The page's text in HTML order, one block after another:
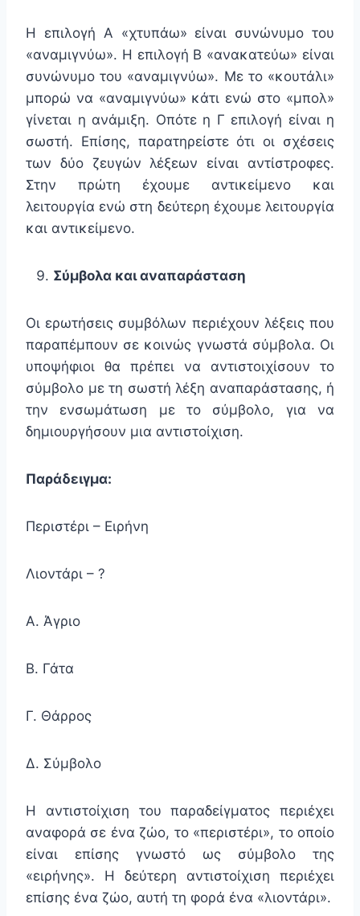
Η επιλογή Α «χτυπάω» είναι συνώνυμο του
«αναμιγνύω». Η επιλογή Β «ανακατεύω» είναι
συνώνυμο του «αναμιγνύω». Με το «κουτάλι»
μπορώ να «αναμιγνύω» κάτι ενώ στο «μπολ»
γίνεται η ανάμιξη. Οπότε η Γ επιλογή είναι η
σωστή. Επίσης, παρατηρείστε ότι οι σχέσεις
των δύο ζευγών λέξεων είναι αντίστροφες.
Στην πρώτη έχουμε αντικείμενο και
λειτουργία ενώ στη δεύτερη έχουμε λειτουργία
και αντικείμενο.
Σύμβολα και αναπαράσταση
Οι ερωτήσεις συμβόλων περιέχουν λέξεις που
παραπέμπουν σε κοινώς γνωστά σύμβολα. Οι
υποψήφιοι θα πρέπει να αντιστοιχίσουν το
σύμβολο με τη σωστή λέξη αναπαράστασης, ή
την ενσωμάτωση με το σύμβολο, για να
δημιουργήσουν μια αντιστοίχιση.
Παράδειγμα:
Περιστέρι – Ειρήνη
Λιοντάρι – ?
Α. Άγριο
Β. Γάτα
Γ. Θάρρος
Δ. Σύμβολο
Η αντιστοίχιση του παραδείγματος περιέχει
αναφορά σε ένα ζώο, το «περιστέρι», το οποίο
είναι επίσης γνωστό ως σύμβολο της
«ειρήνης». Η δεύτερη αντιστοίχιση περιέχει
επίσης ένα ζώο, αυτή τη φορά ένα «λιοντάρι».